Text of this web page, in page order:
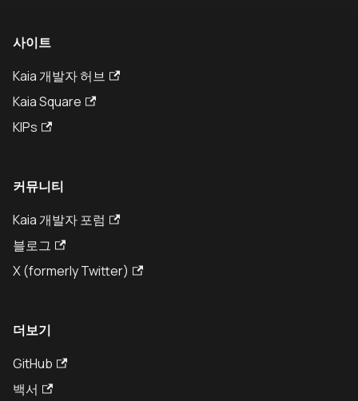
사이트
Kaia 개발자 허브
Kaia Square
KIPs
커뮤니티
Kaia 개발자 포럼
블로그
X (formerly Twitter)
더보기
GitHub
백서